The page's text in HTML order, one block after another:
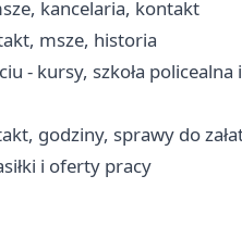
kancelaria, kontakt
msze, historia
- kursy, szkoła
godziny, sprawy do
i oferty pracy